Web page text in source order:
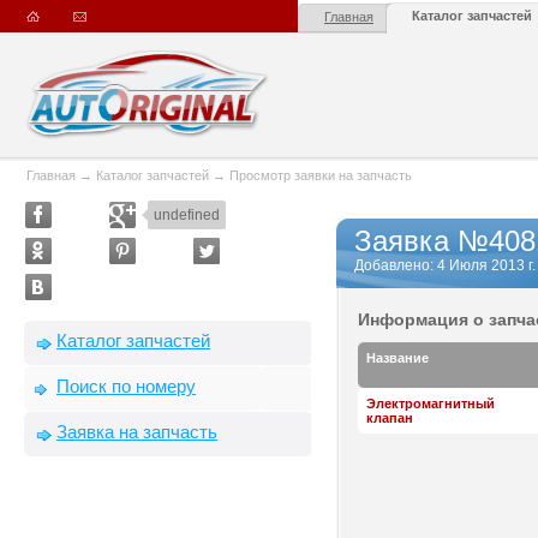
Главная Каталог запчастей
Главная → Каталог запчастей → Просмотр заявки на запчасть
undefined
Каталог запчастей
Поиск по номеру
Заявка на запчасть
Заявка
Добавлено: 4 Июля 2013
Информация о
Название
Электромагнитный
клапан